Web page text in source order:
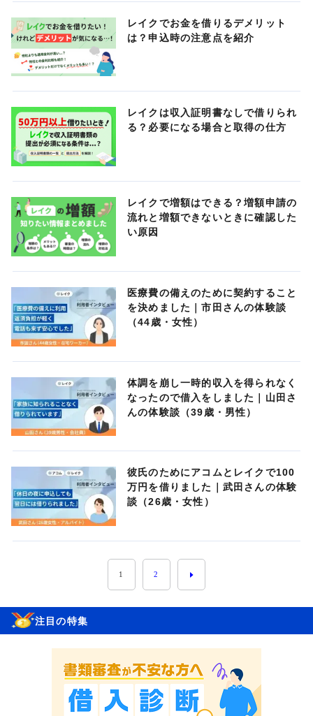
レイクでお金を借りるデメリット
は？申込時の注意点を紹介
レイクは収入証明書なしで借りられ
る？必要になる場合と取得の仕方
レイクで増額はできる？増額申請の
流れと増額できないときに確認した
い原因
医療費の備えのために契約すること
を決めました｜市田さんの体験談
（44歳・女性）
体調を崩し一時的収入を得られなく
なったので借入をしました｜山田さ
んの体験談（39歳・男性）
彼氏のためにアコムとレイクで100
万円を借りました｜武田さんの体験
談（26歳・女性）
1 2
注目の特集